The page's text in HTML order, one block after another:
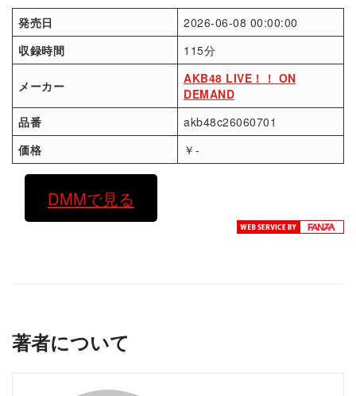
発売日
2026-06-08 00:00:00
収録時間
115分
メーカー
AKB48 LIVE！！ ON
DEMAND
品番
akb48c26060701
価格
￥-
DMMで見る
著者について